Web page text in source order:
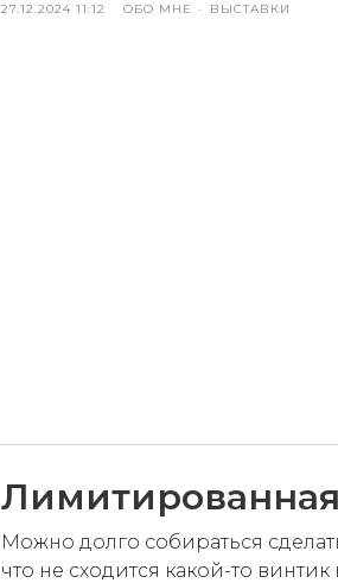
27.12.2024 11:12 ОБО МНЕ ВЫСТАВКИ
Можно долго собираться
что не сходится какой-то